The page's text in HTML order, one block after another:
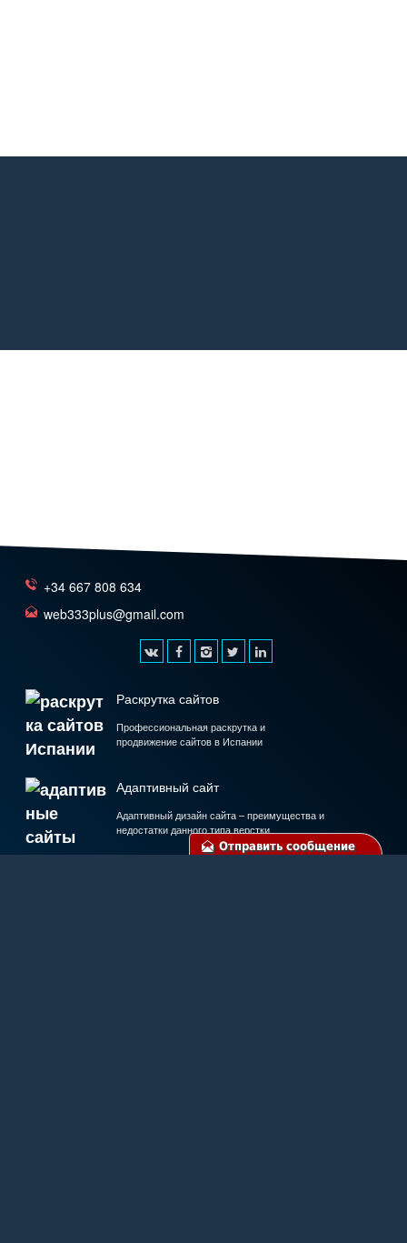
+34 667 808 634
web333plus@gmail.com
Раскрутка сайтов
Профессиональная раскрутка и
продвижение сайтов в Испании
Адаптивный сайт
Адаптивный дизайн сайта – преимущества и
недостатки данного типа верстки
Отправить сообщение